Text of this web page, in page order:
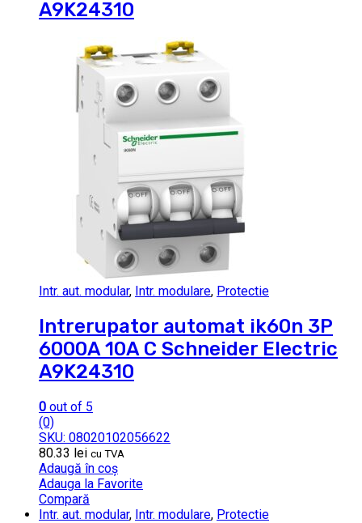
A9K24310
Intr. aut. modular, Intr. modulare, Protectie
Intrerupator automat ik60n 3P
6000A 10A C Schneider Electric
A9K24310
0 out of 5
(0)
SKU: 08020102056622
80.33 lei cu TVA
Adaugă în coș
Adauga la Favorite
Compară
Intr. aut. modular, Intr. modulare, Protectie